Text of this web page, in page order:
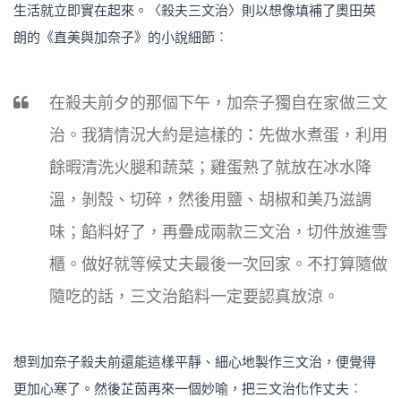
生活就立即實在起來。〈殺夫三文治〉則以想像填補了奧田英
朗的《直美與加奈子》的小說細節︰
在殺夫前夕的那個下午，加奈子獨自在家做三文
治。我猜情況大約是這樣的：先做水煮蛋，利用
餘暇清洗火腿和蔬菜；雞蛋熟了就放在冰水降
溫，剝殼、切碎，然後用鹽、胡椒和美乃滋調
味；餡料好了，再疊成兩款三文治，切件放進雪
櫃。做好就等候丈夫最後一次回家。不打算隨做
隨吃的話，三文治餡料一定要認真放涼。
想到加奈子殺夫前還能這樣平靜、細心地製作三文治，便覺得
更加心寒了。然後芷茵再來一個妙喻，把三文治化作丈夫︰